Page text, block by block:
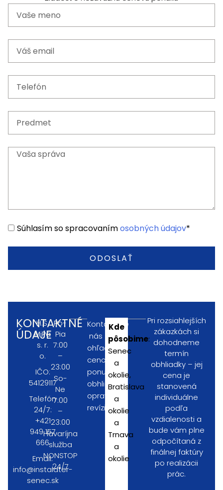
KONTAKTNÉ
ÚDAJE
H.S.
MiPa
s. r.
o.
IČO:
54129117
Telefón
24/7:
+421
949 157
666
Email:
info@instalater-
senec.sk
Po-
Pia
7:00
–
23:00
So-
Ne
7:00
–
23:00
Havaríjna
služba
NONSTOP
24/7
Kontaktujte
nás
ohľadom
cenovej
ponuky,
obhliadky,
opravy,
revízie.
Kde
pôsobime:
Senec
a
okolie,
Bratislava
a
okolie
a
Trnava
a
okolie
Pri rozsiahlejších
zákazkách si
dohodneme
termín
obhliadky – jej
cena je
stanovená
individuálne
podľa
vzdialenosti a
bude vám plne
odpočítaná z
finálnej faktúry
po realizácii
prác.
Súhlasím so spracovanímosobných údajov*
ODOSLAŤ